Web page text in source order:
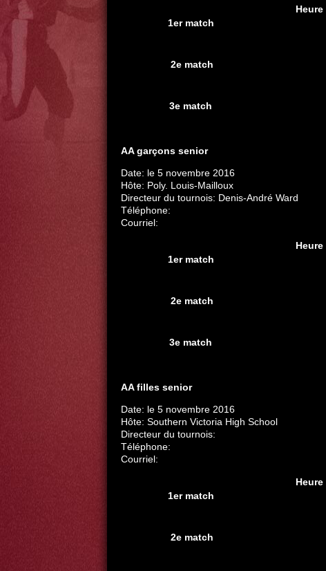
Heure
1er match
2e match
3e match
AA garçons senior
Date: le 5 novembre 2016
Hôte: Poly. Louis-Mailloux
Directeur du tournois: Denis-André Ward
Téléphone:
Courriel:
Heure
1er match
2e match
3e match
AA filles senior
Date: le 5 novembre 2016
Hôte: Southern Victoria High School
Directeur du tournois:
Téléphone:
Courriel:
Heure
1er match
2e match